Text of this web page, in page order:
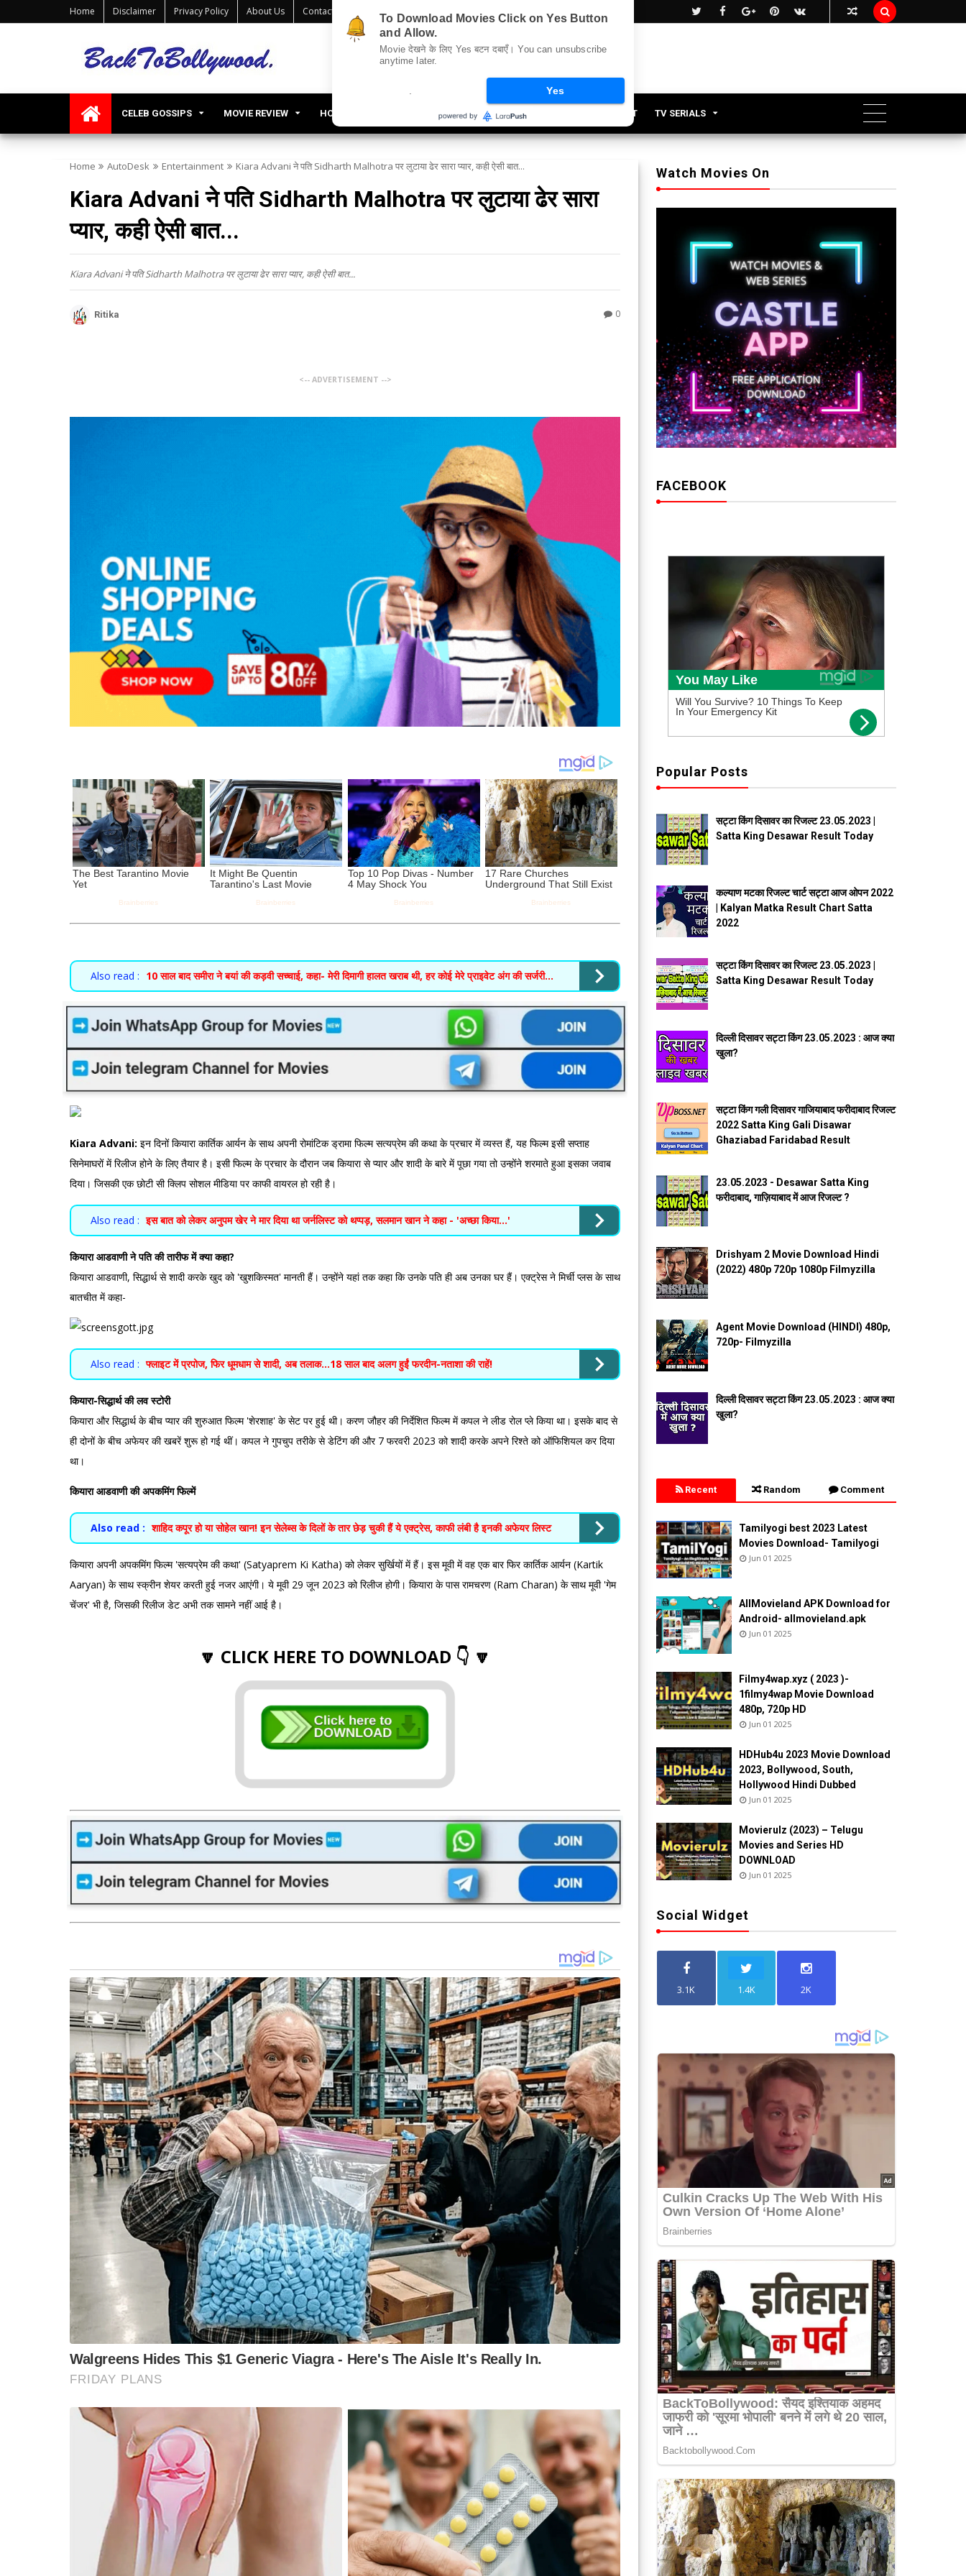
Home Disclaimer Privacy Policy About Us Contact Us Sitemap 
CELEB GOSSIPS MOVIE REVIEW HOLLYWOOD UPDATES LIFESTYLE OFFBEAT TV SERIALS
Home AutoDesk Entertainment Kiara Advani ने पति Sidharth Malhotra पर लुटाया ढेर सारा प्यार, कही ऐसी बात...
Kiara Advani ने पति Sidharth Malhotra पर लुटाया ढेर सारा
प्यार, कही ऐसी बात...
Kiara Advani ने पति Sidharth Malhotra पर लुटाया ढेर सारा प्यार, कही ऐसी बात...
Ritika 0
<-- ADVERTISEMENT -->
Also read : 10 साल बाद समीरा ने बयां की कड़वी सच्चाई, कहा- मेरी दिमागी हालत खराब थी, हर कोई मेरे प्राइवेट अंग की सर्जरी...
Kiara Advani: इन दिनों कियारा कार्तिक आर्यन के साथ अपनी रोमांटिक ड्रामा फिल्म सत्यप्रेम की कथा के प्रचार में व्यस्त हैं, यह फिल्म इसी सप्ताह
सिनेमाघरों में रिलीज होने के लिए तैयार है। इसी फिल्म के प्रचार के दौरान जब कियारा से प्यार और शादी के बारे में पूछा गया तो उन्होंने शरमाते हुआ इसका जवाब
दिया। जिसकी एक छोटी सी क्लिप सोशल मीडिया पर काफी वायरल हो रही है।
Also read : इस बात को लेकर अनुपम खेर ने मार दिया था जर्नलिस्ट को थप्पड़, सलमान खान ने कहा - 'अच्छा किया...'
कियारा आडवाणी ने पति की तारीफ में क्या कहा?
कियारा आडवाणी, सिद्धार्थ से शादी करके खुद को 'खुशकिस्मत' मानती हैं। उन्होंने यहां तक कहा कि उनके पति ही अब उनका घर हैं। एक्ट्रेस ने मिर्ची प्लस के साथ
बातचीत में कहा-
Also read : फ्लाइट में प्रपोज, फिर धूमधाम से शादी, अब तलाक…18 साल बाद अलग हुईं फरदीन-नताशा की राहें!
कियारा-सिद्धार्थ की लव स्टोरी
कियारा और सिद्धार्थ के बीच प्यार की शुरुआत फिल्म 'शेरशाह' के सेट पर हुई थी। करण जौहर की निर्देशित फिल्म में कपल ने लीड रोल प्ले किया था। इसके बाद से
ही दोनों के बीच अफेयर की खबरें शुरू हो गई थीं। कपल ने गुपचुप तरीके से डेटिंग की और 7 फरवरी 2023 को शादी करके अपने रिश्ते को ऑफिशियल कर दिया
था।
कियारा आडवाणी की अपकमिंग फिल्में
Also read : शाहिद कपूर हो या सोहेल खान! इन सेलेब्स के दिलों के तार छेड़ चुकी हैं ये एक्ट्रेस, काफी लंबी है इनकी अफेयर लिस्ट
कियारा अपनी अपकमिंग फिल्म 'सत्यप्रेम की कथा' (Satyaprem Ki Katha) को लेकर सुर्खियों में हैं। इस मूवी में वह एक बार फिर कार्तिक आर्यन (Kartik
Aaryan) के साथ स्क्रीन शेयर करती हुई नजर आएंगी। ये मूवी 29 जून 2023 को रिलीज होगी। कियारा के पास रामचरण (Ram Charan) के साथ मूवी 'गेम
चेंजर' भी है, जिसकी रिलीज डेट अभी तक सामने नहीं आई है।
🔽 CLICK HERE TO DOWNLOAD 👇 🔽
Watch Movies On
FACEBOOK
Popular Posts
सट्टा किंग दिसावर का रिजल्ट 23.05.2023 |
Satta King Desawar Result Today
कल्याण मटका रिजल्ट चार्ट सट्टा आज ओपन 2022
| Kalyan Matka Result Chart Satta
2022
सट्टा किंग दिसावर का रिजल्ट 23.05.2023 |
Satta King Desawar Result Today
दिल्ली दिसावर सट्टा किंग 23.05.2023 : आज क्या
खुला?
सट्टा किंग गली दिसावर गाजियाबाद फरीदाबाद रिजल्ट
2022 Satta King Gali Disawar
Ghaziabad Faridabad Result
23.05.2023 - Desawar Satta King
फरीदाबाद, गाज़ियाबाद में आज रिजल्ट ?
Drishyam 2 Movie Download Hindi
(2022) 480p 720p 1080p Filmyzilla
Agent Movie Download (HINDI) 480p,
720p- Filmyzilla
दिल्ली दिसावर सट्टा किंग 23.05.2023 : आज क्या
खुला?
Recent Random Comment
Tamilyogi best 2023 Latest
Movies Download- Tamilyogi
Jun 01 2025
AllMovieland APK Download for
Android- allmovieland.apk
Jun 01 2025
Filmy4wap.xyz ( 2023 )-
1filmy4wap Movie Download
480p, 720p HD
Jun 01 2025
HDHub4u 2023 Movie Download
2023, Bollywood, South,
Hollywood Hindi Dubbed
Jun 01 2025
Movierulz (2023) – Telugu
Movies and Series HD
DOWNLOAD
Jun 01 2025
Social Widget
3.1K 1.4K 2K
To Download Movies Click on Yes Button
and Allow.
Movie देखने के लिए Yes बटन दबाएँ। You can unsubscribe
anytime later.
Yes